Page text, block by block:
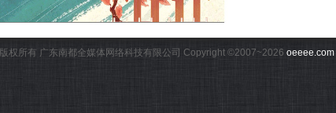
版权所有 广东南都全媒体网络科技有限公司 Copyright ©2007~2026 oeeee.com